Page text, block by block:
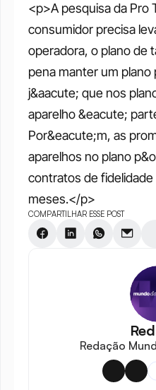
<p>A pesquisa da Pro
consumidor precisa
operadora, o plano de
pena manter um
j&aacute; que nos
aparelho &eacute;
Por&eacute;m, as
aparelhos no plano
contratos de fidelidade
meses.</p>
COMPARTILHAR ESSE POST
Redação